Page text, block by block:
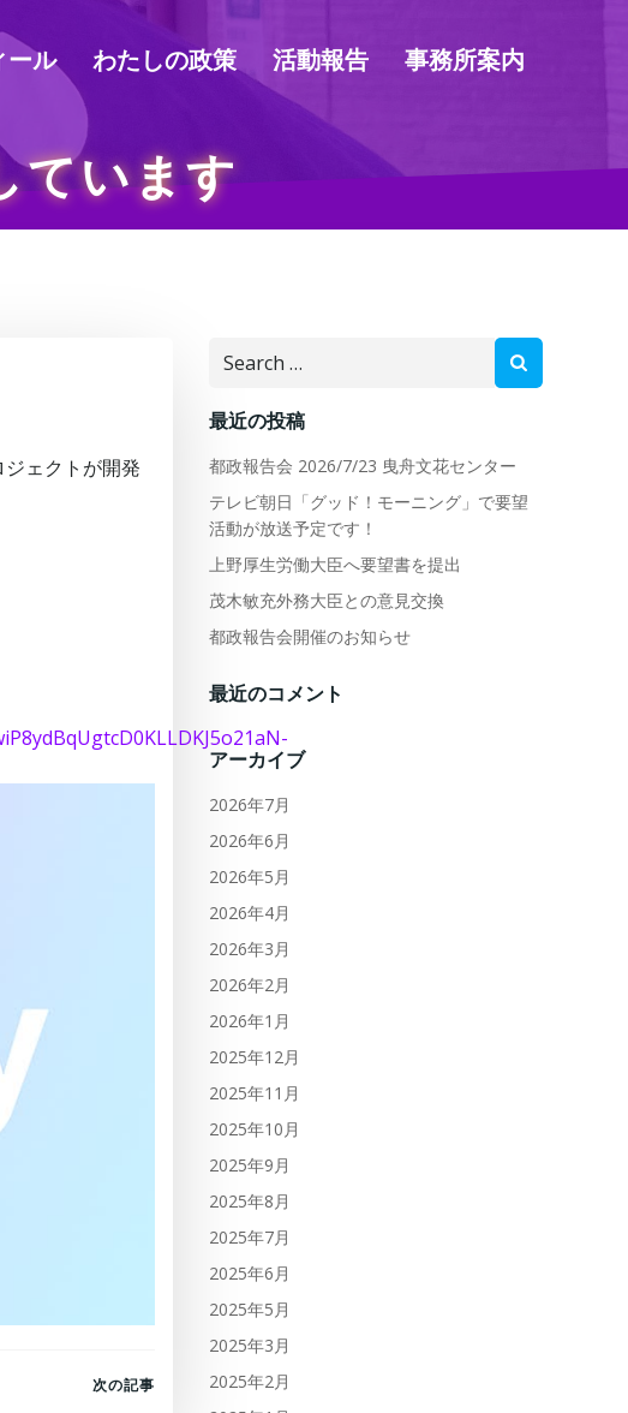
ール わたしの政策 活動報告 事務所案内
ています
ェクトが開発
次の記事
Search
最近の投稿
都政報告会 2026/7/23 曳舟文花センター
テレビ朝日「グッド！モーニング」で要望
活動が放送予定です！
上野厚生労働大臣へ要望書を提出
茂木敏充外務大臣との意見交換
都政報告会開催のお知らせ
最近のコメント
アーカイブ
2026年7月
2026年6月
2026年5月
2026年4月
2026年3月
2026年2月
2026年1月
2025年12月
2025年11月
2025年10月
2025年9月
2025年8月
2025年7月
2025年6月
2025年5月
2025年3月
2025年2月